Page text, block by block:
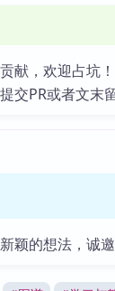
献，欢迎占坑！
交PR或者文末留
颖的想法，诚